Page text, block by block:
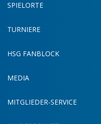
SPIELORTE
TURNIERE
HSG FANBLOCK
MEDIA
MITGLIEDER-SERVICE